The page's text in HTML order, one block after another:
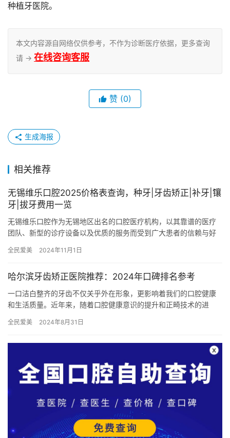
种植牙医院。
本文内容源自网络仅供参考，不作为诊断医疗依据，更多查询
请 → 在线咨询客服
赞 (0)
生成海报
相关推荐
无锡维乐口腔2025价格表查询，种牙|牙齿矫正|补牙|镶
牙|拔牙费用一览
无锡维乐口腔作为无锡地区出名的口腔医疗机构，以其靠谱的医疗
团队、新型的诊疗设备以及优质的服务而受到广大患者的信赖与好
文…
全民爱美 2024年11月1日
哈尔滨牙齿矫正医院推荐：2024年口碑排名参考
一口洁白整齐的牙齿不仅关乎外在形象，更影响着我们的口腔健康
和生活质量。近年来，随着口腔健康意识的提升和正畸技术的进
而，面对众…
全民爱美 2024年8月31日